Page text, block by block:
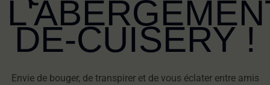
DE-CUISERY !
Envie de bouger, de transpirer et de vous éclater entre amis